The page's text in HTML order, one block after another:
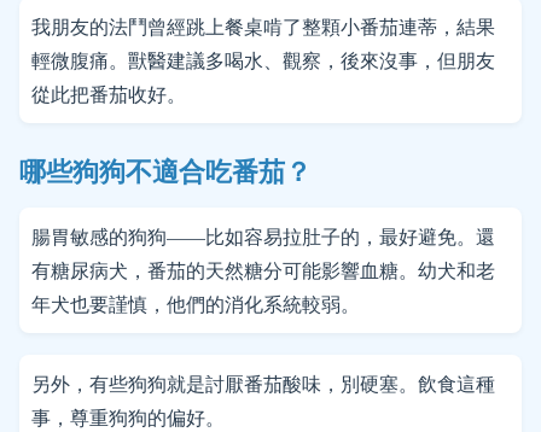
我朋友的法鬥曾經跳上餐桌啃了整顆小番茄連蒂，結果
輕微腹痛。獸醫建議多喝水、觀察，後來沒事，但朋友
從此把番茄收好。
哪些狗狗不適合吃番茄？
腸胃敏感的狗狗——比如容易拉肚子的，最好避免。還
有糖尿病犬，番茄的天然糖分可能影響血糖。幼犬和老
年犬也要謹慎，他們的消化系統較弱。
另外，有些狗狗就是討厭番茄酸味，別硬塞。飲食這種
事，尊重狗狗的偏好。